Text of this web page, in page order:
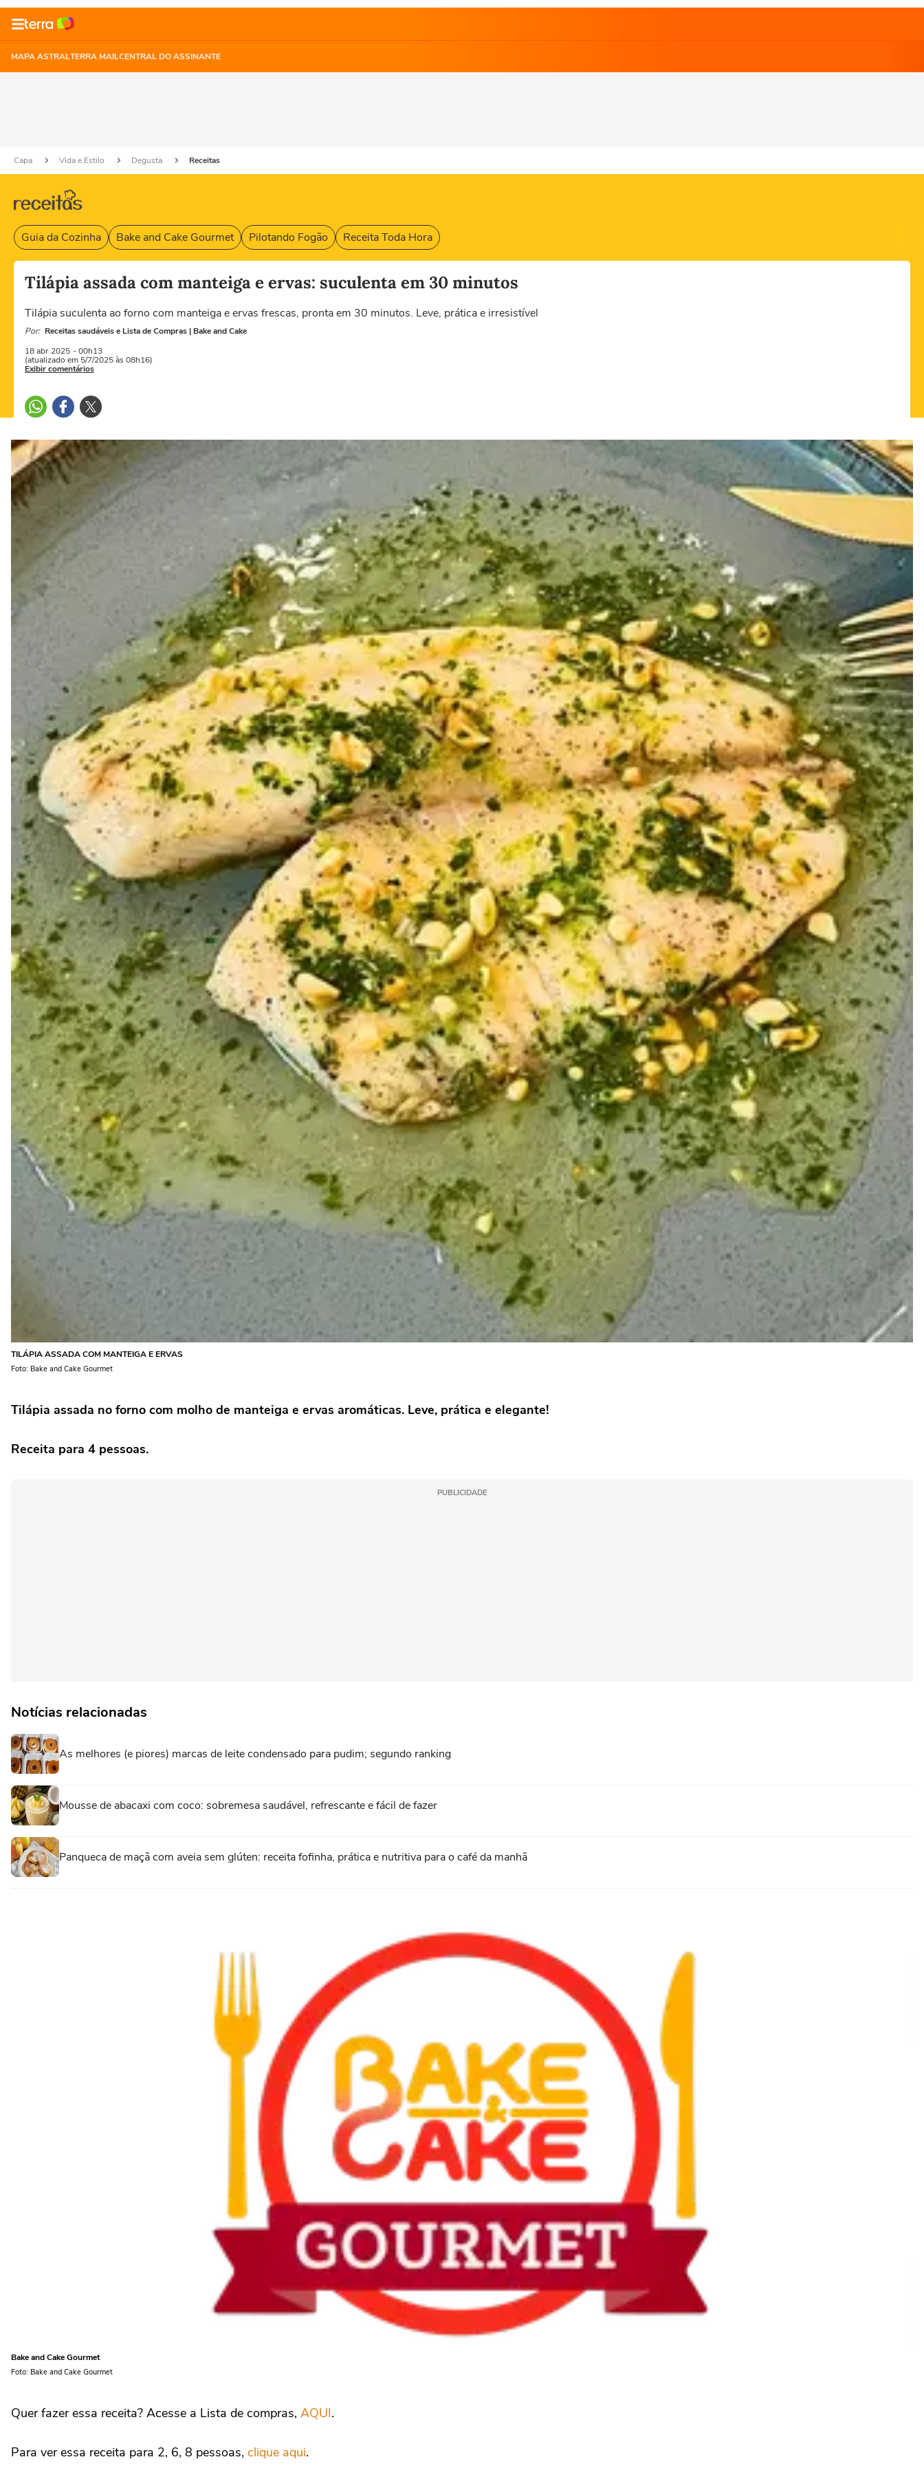
MAPA ASTRALTERRA MAILCENTRAL DO ASSINANTE
Capa Vida e Estilo Degusta Receitas
Guia da Cozinha Bake and Cake Gourmet Pilotando Fogão Receita Toda Hora
Tilápia assada com manteiga e ervas: suculenta em 30 minutos
Tilápia suculenta ao forno com manteiga e ervas frescas, pronta em 30 minutos. Leve, prática e irresistível
Por: Receitas saudáveis e Lista de Compras | Bake and Cake
18 abr 2025 - 00h13
(atualizado em 5/7/2025 às 08h16)
Exibir comentários
TILÁPIA ASSADA COM MANTEIGA E ERVAS
Foto: Bake and Cake Gourmet
Tilápia assada no forno com molho de manteiga e ervas aromáticas. Leve, prática e elegante!
Receita para 4 pessoas.
PUBLICIDADE
Notícias relacionadas
As melhores (e piores) marcas de leite condensado para pudim; segundo ranking
Mousse de abacaxi com coco: sobremesa saudável, refrescante e fácil de fazer
Panqueca de maçã com aveia sem glúten: receita fofinha, prática e nutritiva para o café da manhã
Bake and Cake Gourmet
Foto: Bake and Cake Gourmet
Quer fazer essa receita? Acesse a Lista de compras, AQUI.
Para ver essa receita para 2, 6, 8 pessoas, clique aqui.